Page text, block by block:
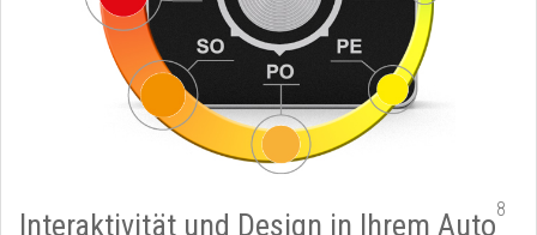
Interaktivität und Design in Ihrem Auto8